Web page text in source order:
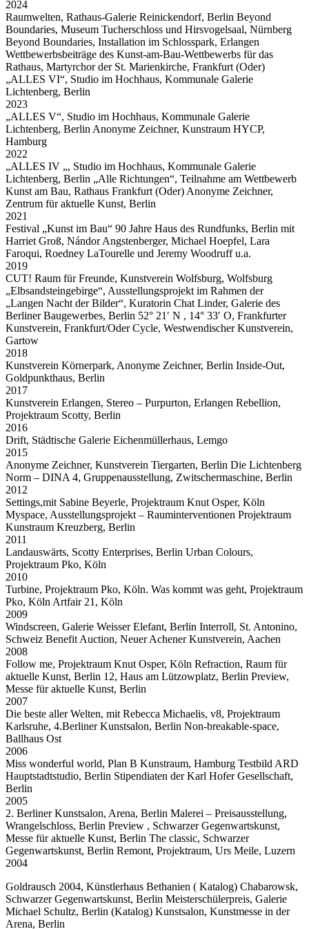
2024
Raumwelten, Rathaus-Galerie Reinickendorf, Berlin Beyond
Boundaries, Museum Tucherschloss und Hirsvogelsaal, Nürnberg
Beyond Boundaries, Installation im Schlosspark, Erlangen
Wettbewerbsbeiträge des Kunst-am-Bau-Wettbewerbs für das
Rathaus, Martyrchor der St. Marienkirche, Frankfurt (Oder)
„ALLES VI“, Studio im Hochhaus, Kommunale Galerie
Lichtenberg, Berlin
2023
„ALLES V“, Studio im Hochhaus, Kommunale Galerie
Lichtenberg, Berlin Anonyme Zeichner, Kunstraum HYCP,
Hamburg
2022
„ALLES IV „, Studio im Hochhaus, Kommunale Galerie
Lichtenberg, Berlin „Alle Richtungen“, Teilnahme am Wettbewerb
Kunst am Bau, Rathaus Frankfurt (Oder) Anonyme Zeichner,
Zentrum für aktuelle Kunst, Berlin
2021
Festival „Kunst im Bau“ 90 Jahre Haus des Rundfunks, Berlin mit
Harriet Groß, Nándor Angstenberger, Michael Hoepfel, Lara
Faroqui, Roedney LaTourelle und Jeremy Woodruff u.a.
2019
CUT! Raum für Freunde, Kunstverein Wolfsburg, Wolfsburg
„Elbsandsteingebirge“, Ausstellungsprojekt im Rahmen der
„Langen Nacht der Bilder“, Kuratorin Chat Linder, Galerie des
Berliner Baugewerbes, Berlin 52° 21′ N , 14° 33′ O, Frankfurter
Kunstverein, Frankfurt/Oder Cycle, Westwendischer Kunstverein,
Gartow
2018
Kunstverein Körnerpark, Anonyme Zeichner, Berlin Inside-Out,
Goldpunkthaus, Berlin
2017
Kunstverein Erlangen, Stereo – Purpurton, Erlangen Rebellion,
Projektraum Scotty, Berlin
2016
Drift, Städtische Galerie Eichenmüllerhaus, Lemgo
2015
Anonyme Zeichner, Kunstverein Tiergarten, Berlin Die Lichtenberg
Norm – DINA 4, Gruppenausstellung, Zwitschermaschine, Berlin
2012
Settings,mit Sabine Beyerle, Projektraum Knut Osper, Köln
Myspace, Ausstellungsprojekt – Rauminterventionen Projektraum
Kunstraum Kreuzberg, Berlin
2011
Landauswärts, Scotty Enterprises, Berlin Urban Colours,
Projektraum Pko, Köln
2010
Turbine, Projektraum Pko, Köln. Was kommt was geht, Projektraum
Pko, Köln Artfair 21, Köln
2009
Windscreen, Galerie Weisser Elefant, Berlin Interroll, St. Antonino,
Schweiz Benefit Auction, Neuer Achener Kunstverein, Aachen
2008
Follow me, Projektraum Knut Osper, Köln Refraction, Raum für
aktuelle Kunst, Berlin 12, Haus am Lützowplatz, Berlin Preview,
Messe für aktuelle Kunst, Berlin
2007
Die beste aller Welten, mit Rebecca Michaelis, v8, Projektraum
Karlsruhe, 4.Berliner Kunstsalon, Berlin Non-breakable-space,
Ballhaus Ost
2006
Miss wonderful world, Plan B Kunstraum, Hamburg Testbild ARD
Hauptstadtstudio, Berlin Stipendiaten der Karl Hofer Gesellschaft,
Berlin
2005
2. Berliner Kunstsalon, Arena, Berlin Malerei – Preisausstellung,
Wrangelschloss, Berlin Preview , Schwarzer Gegenwartskunst,
Messe für aktuelle Kunst, Berlin The classic, Schwarzer
Gegenwartskunst, Berlin Remont, Projektraum, Urs Meile, Luzern
2004
Goldrausch 2004, Künstlerhaus Bethanien ( Katalog) Chabarowsk,
Schwarzer Gegenwartskunst, Berlin Meisterschülerpreis, Galerie
Michael Schultz, Berlin (Katalog) Kunstsalon, Kunstmesse in der
Arena, Berlin